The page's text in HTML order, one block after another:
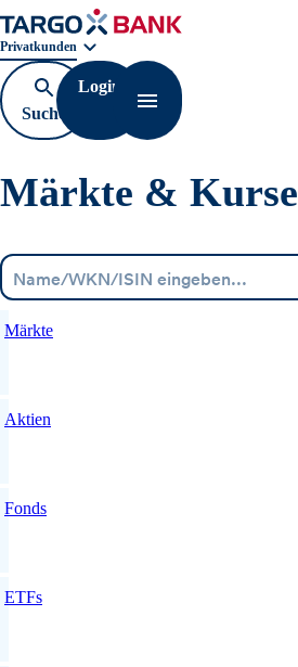
Geschäftsbereichnavigation. Aktuelle Auswahl:
Privatkunden
Suche
öffnen
Login
Navigation öffnen
Märkte & Kurse
Märkte
Aktien
Fonds
ETFs